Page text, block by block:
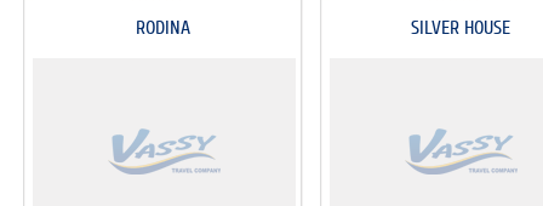
RODINA SILVER HOUSE